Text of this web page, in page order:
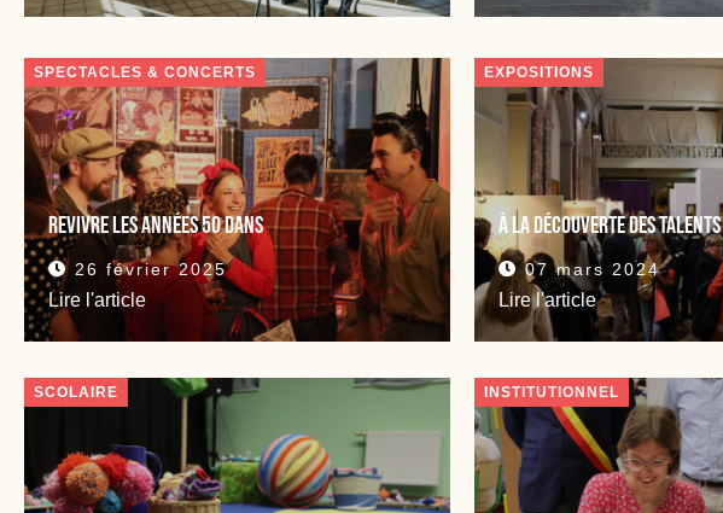
SPECTACLES & CONCERTS
Revivre les années 50 dans
26 février 2025
Lire l'article
EXPOSITIONS
À la découverte des talents
07 mars 2024
Lire l'article
SCOLAIRE INSTITUTIONNEL